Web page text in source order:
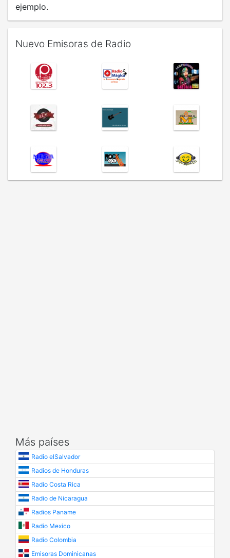
ejemplo.
Nuevo Emisoras de Radio
Más países
Radio elSalvador
Radios de Honduras
Radio Costa Rica
Radio de Nicaragua
Radios Paname
Radio Mexico
Radio Colombia
Emisoras Dominicanas